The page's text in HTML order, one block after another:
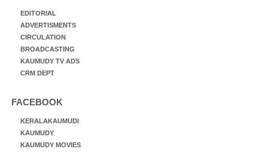
EDITORIAL
ADVERTISMENTS
CIRCULATION
BROADCASTING
KAUMUDY TV ADS
CRM DEPT
FACEBOOK
KERALAKAUMUDI
KAUMUDY
KAUMUDY MOVIES